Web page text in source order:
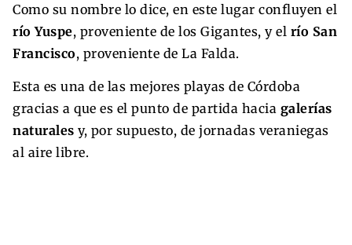
Como su nombre lo dice, en este lugar confluyen el
río Yuspe, proveniente de los Gigantes, y el río San
Francisco, proveniente de La Falda.
Esta es una de las mejores playas de Córdoba
gracias a que es el punto de partida hacia galerías
naturales y, por supuesto, de jornadas veraniegas
al aire libre.